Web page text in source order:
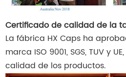
Certificado de calidad de la
La fábrica HX Caps ha
marca ISO 9001, SGS, TUV y
calidad de los productos.